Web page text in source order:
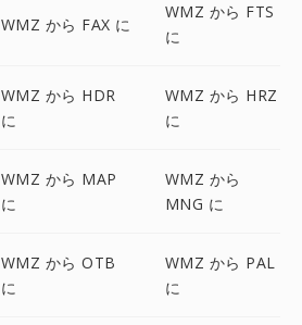
WMZ から FAX に
WMZ から FTS
に
WMZ から HDR
に
WMZ から HRZ
に
WMZ から MAP
に
WMZ から
MNG に
WMZ から OTB
に
WMZ から PAL
に